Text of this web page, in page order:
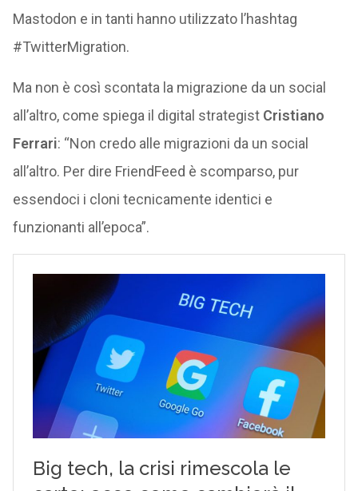
Mastodon e in tanti hanno utilizzato l’hashtag
#TwitterMigration.
Ma non è così scontata la migrazione da un social
all’altro, come spiega il digital strategist Cristiano
Ferrari: “Non credo alle migrazioni da un social
all’altro. Per dire FriendFeed è scomparso, pur
essendoci i cloni tecnicamente identici e
funzionanti all’epoca”.